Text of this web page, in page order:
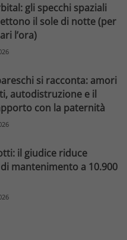
gli specchi spaziali
il sole di notte (per
l’ora)
si racconta: amori
autodistruzione e il
con la paternità
il giudice riduce
di mantenimento a 10.900